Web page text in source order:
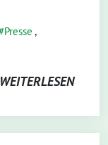
Presse ,
WEITERLESEN